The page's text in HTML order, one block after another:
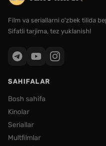
Film va seriallarni o'zbek tilida
Sifatli tarjima, tez yuklanish!
SAHIFALAR
Bosh sahifa
Kinolar
Seriallar
Multfilmlar